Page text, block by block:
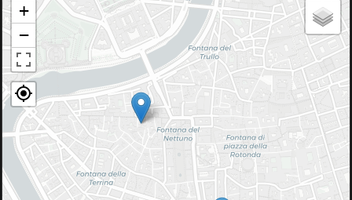
+
−